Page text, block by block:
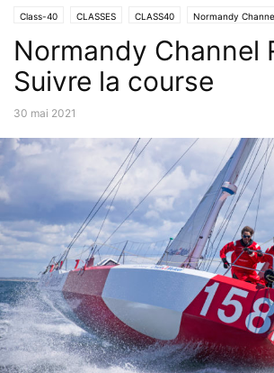
Class-40 CLASSES CLASS40 Normandy
Normandy Channel
Suivre la course
30 mai 2021